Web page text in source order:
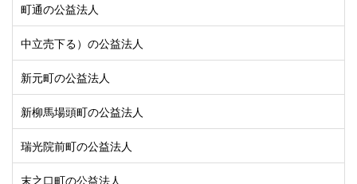
町通の公益法人
中立売下る）の公益法人
新元町の公益法人
新柳馬場頭町の公益法人
瑞光院前町の公益法人
末之口町の公益法人